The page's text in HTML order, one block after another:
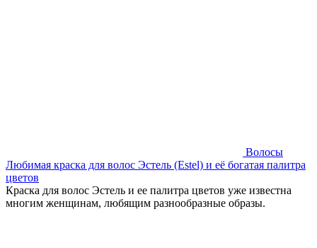
Волосы
Любимая краска для волос Эстель (Estel) и её богатая палитра
цветов
Краска для волос Эстель и ее палитра цветов уже известна
многим женщинам, любящим разнообразные образы.